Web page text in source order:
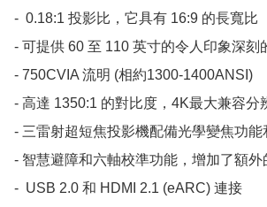
-  0.18:1 投影比，它具有 16:9 的長寬比
- 可提供 60 至 110 英寸的令人印象深刻
- 750CVIA 流明 (相約1300-1400ANSI)
- 高達 1350:1 的對比度，4K最大兼容分
- 三雷射超短焦投影機配備光學變焦功能
- 智慧避障和六軸校準功能，增加了額
-  USB 2.0 和 HDMI 2.1 (eARC) 連接